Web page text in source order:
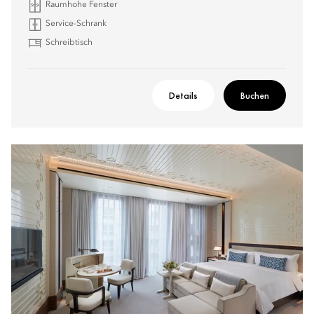
Raumhohe Fenster
Service-Schrank
Schreibtisch
Details Buchen